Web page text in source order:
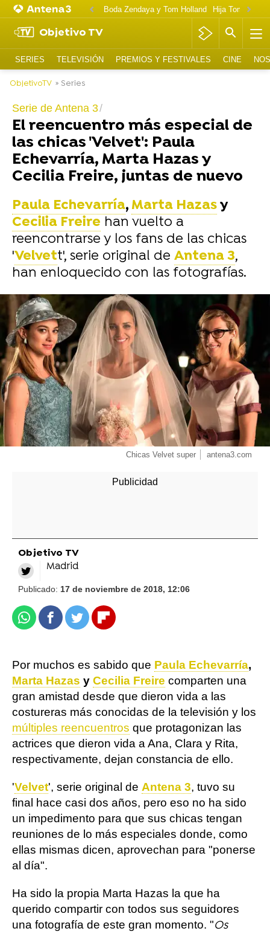
Boda Zendaya y Tom Holland Hija Tom
Objetivo TV
SERIES TELEVISIÓN PREMIOS Y FESTIVALES CINE
ObjetivoTV » Series
Serie de Antena 3
El reencuentro más especial de
las chicas 'Velvet': Paula
Echevarría, Marta Hazas y
Cecilia Freire, juntas de nuevo
Paula Echevarría, Marta Hazasy
Cecilia Freire han vuelto a
reencontrarse y los fans de las chicas
'Velvett', serie original de Antena 3,
han enloquecido con las fotografías.
-
Chicas Velvet super antena3.com
Objetivo TV
Madrid
Publicado: 17 de noviembre de 2018, 12:06
WhatsappFacebook
TwitterFlipboard
Por muchos es sabido que Paula Echevarría,
Marta Hazas y Cecilia Freire comparten una
gran amistad desde que dieron vida a las
costureras más conocidas de la televisión y los
múltiples reencuentros que protagonizan las
actrices que dieron vida a Ana, Clara y Rita,
respectivamente, dejan constancia de ello.
'Velvet', serie original de Antena 3, tuvo su
final hace casi dos años, pero eso no ha sido
un impedimento para que sus chicas tengan
reuniones de lo más especiales donde, como
ellas mismas dicen, aprovechan para "ponerse
al día".
Ha sido la propia Marta Hazas la que ha
querido compartir con todos sus seguidores
una fotografía de este gran momento. "Os